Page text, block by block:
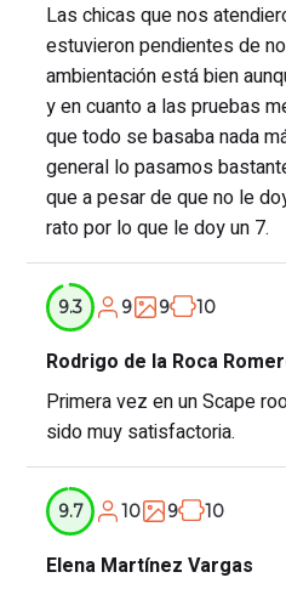
Las chicas que nos
estuvieron pendientes de
ambientación está bien
y en cuanto a las pruebas
que todo se basaba nada
general lo pasamos
que a pesar de que no le
rato por lo que le doy un 7.
9.3 9 9 10
Rodrigo de la Roca
Primera vez en un Scape
sido muy satisfactoria.
9.7 10 9 10
Elena Martínez Vargas